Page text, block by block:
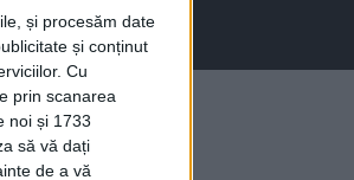
și procesăm date
și conținut
Cu
prin scanarea
noi și 1733
să vă dați
de a vă
Articole recente